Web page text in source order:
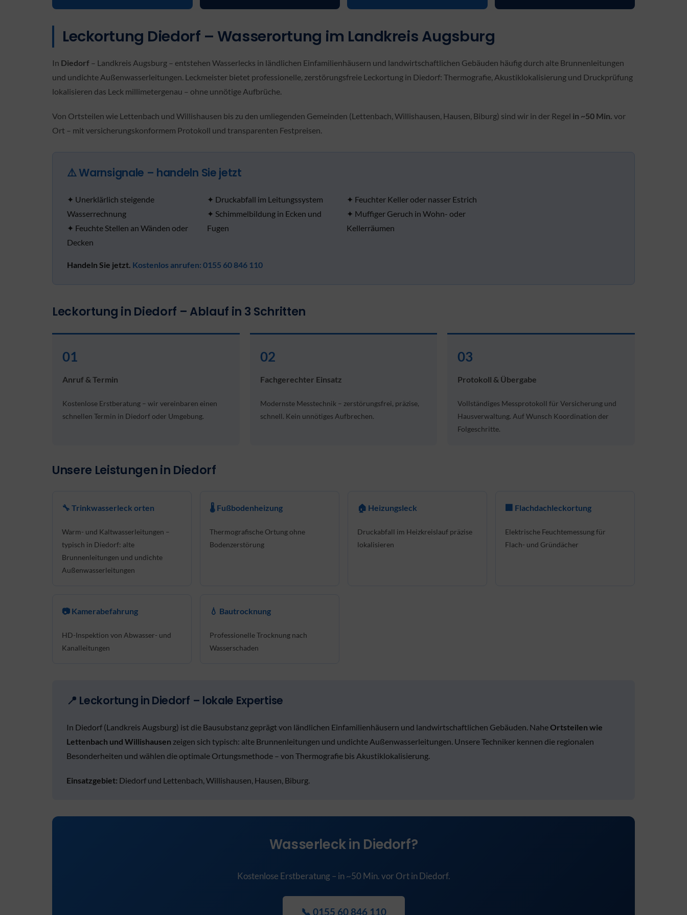
Leckortung Diedorf – Wasserortung im Landkreis Augsburg
In Diedorf – Landkreis Augsburg – entstehen Wasserlecks in ländlichen Einfamilienhäusern und landwirtschaftlichen Gebäuden häufig durch alte Brunnenleitungen
und undichte Außenwasserleitungen. Leckmeister bietet professionelle, zerstörungsfreie Leckortung in Diedorf: Thermografie, Akustiklokalisierung und Druckprüfung
lokalisieren das Leck millimetergenau – ohne unnötige Aufbrüche.
Von Ortsteilen wie Lettenbach und Willishausen bis zu den umliegenden Gemeinden (Lettenbach, Willishausen, Hausen, Biburg) sind wir in der Regel in ~50 Min. vor
Ort – mit versicherungskonformem Protokoll und transparenten Festpreisen.
⚠️ Warnsignale – handeln Sie jetzt
✦ Unerklärlich steigende
Wasserrechnung
✦ Feuchte Stellen an Wänden oder
Decken
✦ Druckabfall im Leitungssystem
✦ Schimmelbildung in Ecken und
Fugen
✦ Feuchter Keller oder nasser Estrich
✦ Muffiger Geruch in Wohn- oder
Kellerräumen
Handeln Sie jetzt. Kostenlos anrufen: 0155 60 846 110
Leckortung in Diedorf – Ablauf in 3 Schritten
01
Anruf & Termin
Kostenlose Erstberatung – wir vereinbaren einen
schnellen Termin in Diedorf oder Umgebung.
02
Fachgerechter Einsatz
Modernste Messtechnik – zerstörungsfrei, präzise,
schnell. Kein unnötiges Aufbrechen.
03
Protokoll & Übergabe
Vollständiges Messprotokoll für Versicherung und
Hausverwaltung. Auf Wunsch Koordination der
Folgeschritte.
Unsere Leistungen in Diedorf
🔧 Trinkwasserleck orten
Warm- und Kaltwasserleitungen –
typisch in Diedorf: alte
Brunnenleitungen und undichte
Außenwasserleitungen
🌡 Fußbodenheizung
Thermografische Ortung ohne
Bodenzerstörung
🏠 Heizungsleck
Druckabfall im Heizkreislauf präzise
lokalisieren
🏢 Flachdachleckortung
Elektrische Feuchtemessung für
Flach- und Gründächer
📷 Kamerabefahrung
HD-Inspektion von Abwasser- und
Kanalleitungen
💧 Bautrocknung
Professionelle Trocknung nach
Wasserschaden
📍 Leckortung in Diedorf – lokale Expertise
In Diedorf (Landkreis Augsburg) ist die Bausubstanz geprägt von ländlichen Einfamilienhäusern und landwirtschaftlichen Gebäuden. NaheOrtsteilen wie
Lettenbach und Willishausen zeigen sich typisch: alte Brunnenleitungen und undichte Außenwasserleitungen. Unsere Techniker kennen die regionalen
Besonderheiten und wählen die optimale Ortungsmethode – von Thermografie bis Akustiklokalisierung.
Einsatzgebiet: Diedorf und Lettenbach, Willishausen, Hausen, Biburg.
Wasserleck in Diedorf?
Kostenlose Erstberatung – in ~50 Min. vor Ort in Diedorf.
📞 0155 60 846 110